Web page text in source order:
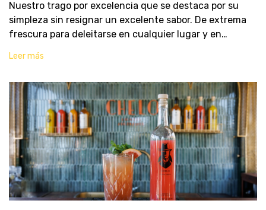
Nuestro trago por excelencia que se destaca por su
simpleza sin resignar un excelente sabor. De extrema
frescura para deleitarse en cualquier lugar y en
Leer más